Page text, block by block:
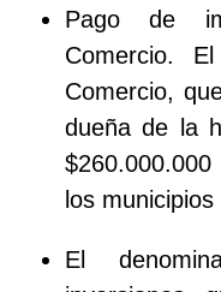
Pago de
Comercio.
Comercio,
dueña de la
los
El